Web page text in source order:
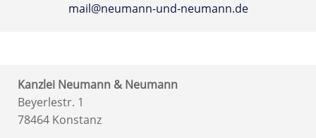
mail@neumann-und-neumann.de
Kanzlei Neumann & Neumann
Beyerlestr. 1
78464 Konstanz